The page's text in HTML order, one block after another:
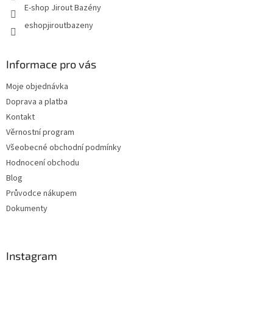
E-shop Jirout Bazény
eshopjiroutbazeny
Informace pro vás
Moje objednávka
Doprava a platba
Kontakt
Věrnostní program
Všeobecné obchodní podmínky
Hodnocení obchodu
Blog
Průvodce nákupem
Dokumenty
Instagram